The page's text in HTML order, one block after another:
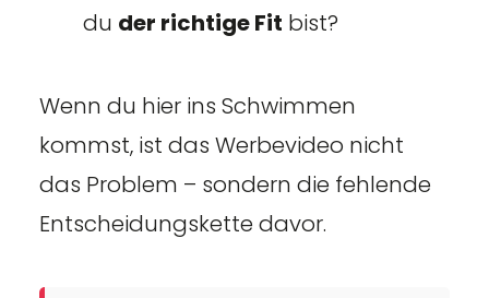
du der richtige Fit bist?
Wenn du hier ins Schwimmen
kommst, ist das Werbevideo nicht
das Problem – sondern die fehlende
Entscheidungskette davor.